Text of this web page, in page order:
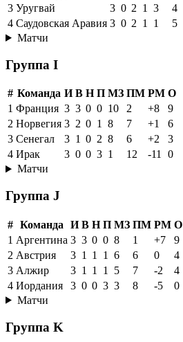
3 Уругвай 3 0 2 1 3 4
4 Саудовская Аравия 3 0 2 1 1 5
Матчи
Группа I
# Команда И В Н П МЗ ПМ РМ О
1 Франция 3 3 0 0 10 2 +8
9
2 Норвегия 3 2 0 1 8 7 +1
6
3 Сенегал 3 1 0 2 8 6 +2
3
4 Ирак 3 0 0 3 1 12 -11 0
Матчи
Группа J
# Команда И В Н П МЗ ПМ РМ О
1 Аргентина 3 3 0 0 8 1 +7
9
2 Австрия 3 1 1 1 6 6 0
4
3 Алжир 3 1 1 1 5 7 -2
4
4 Иордания 3 0 0 3 3 8 -5
0
Матчи
Группа K